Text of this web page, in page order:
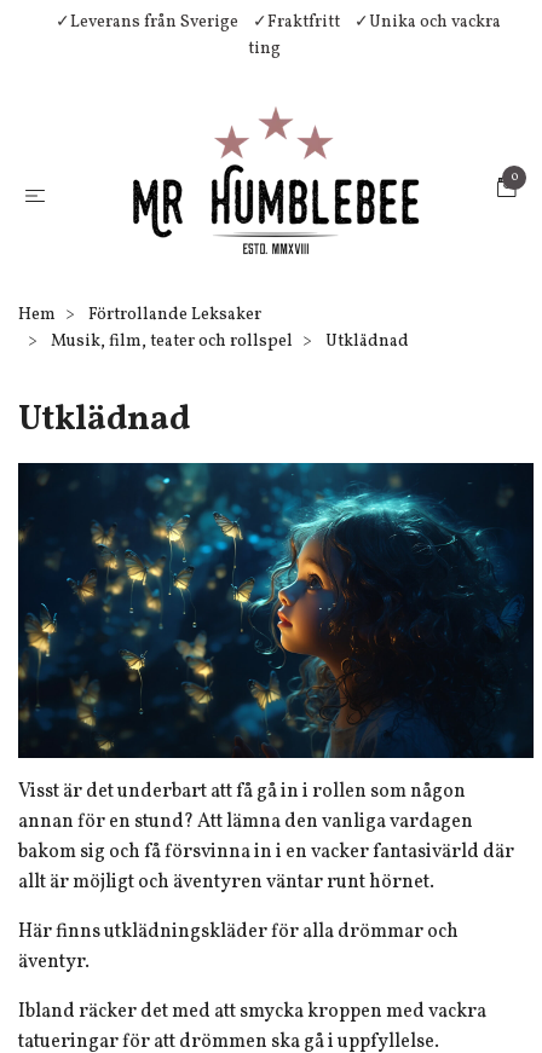
✓Leverans från Sverige ✓Fraktfritt
✓Unika och vackra
ting
0
Hem
Förtrollande Leksaker
Musik, film, teater och rollspel
Utklädnad
Utklädnad
Visst är det underbart att få gå in i rollen som någon
annan för en stund? Att lämna den vanliga vardagen
bakom sig och få försvinna in i en vacker fantasivärld där
allt är möjligt och äventyren väntar runt hörnet.
Här finns utklädningskläder för alla drömmar och
äventyr.
Ibland räcker det med att smycka kroppen med vackra
tatueringar för att drömmen ska gå i uppfyllelse.